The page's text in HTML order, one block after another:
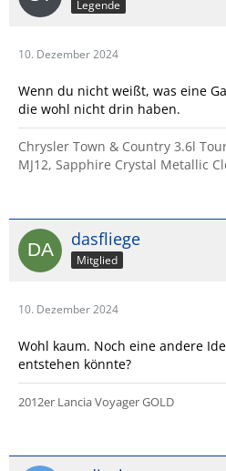
Legende
10. Dezember 2024
Wenn du nicht weißt, was eine
die wohl nicht drin haben.
Chrysler Town & Country 3.6l
MJ12, Sapphire Crystal Metallic
dasfliege
Mitglied
10. Dezember 2024
Wohl kaum. Noch eine andere
entstehen könnte?
2012er Lancia Voyager GOLD